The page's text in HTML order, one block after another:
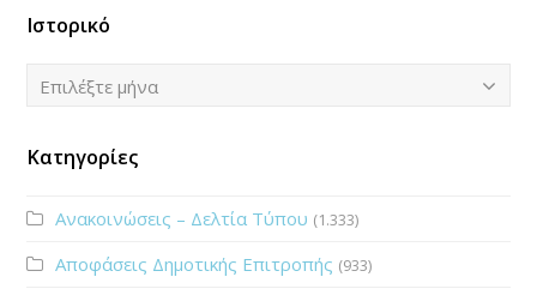
Ιστορικό
Ιστορικό
Επιλέξτε μήνα
Κατηγορίες
Ανακοινώσεις – Δελτία Τύπου (1.333)
Αποφάσεις Δημοτικής Επιτροπής (933)